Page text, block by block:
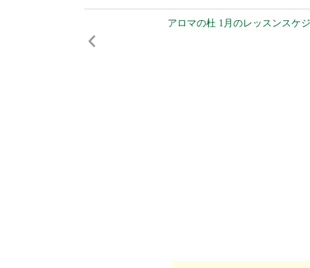
アロマの杜 1月のレッスンスケ